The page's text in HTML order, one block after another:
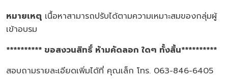
หมายเหตุ เนื้อหาสามารถปรับได้ตามความเหมาะสมของกลุ่มผู้
เข้าอบรม
********** ขอสงวนสิทธิ์ ห้ามคัดลอก ใดๆ ทั้งสิ้น**********
สอบถามรายละเอียดเพิ่มได้ที่ คุณเล็ก โทร. 063-846-6405